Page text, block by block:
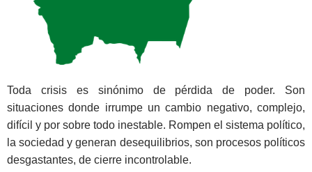
Toda crisis es sinónimo de pérdida de poder. Son
situaciones donde irrumpe un cambio negativo, complejo,
difícil y por sobre todo inestable. Rompen el sistema político,
la sociedad y generan desequilibrios, son procesos políticos
desgastantes, de cierre incontrolable.